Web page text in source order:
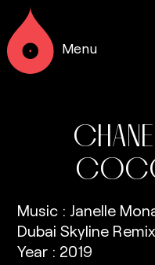
Menu
Music : Janelle
Dubai Skyline
Year : 2019